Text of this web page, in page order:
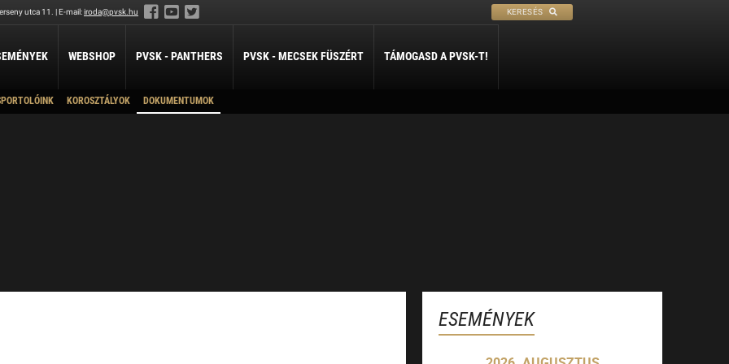
utca 11. | E-mail:iroda@pvsk.hu KERESÉS
LABDARÚGÁS
LÖVÉSZET
WEBSHOP PVSK - PANTHERS PVSK - MECSEK FÜSZÉRT TÁMOGASD A PVSK-T!
KOROSZTÁLYOK DOKUMENTUMOK
ESEMÉNYEK